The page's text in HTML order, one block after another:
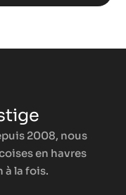
2008, nous
en havres
à la fois.